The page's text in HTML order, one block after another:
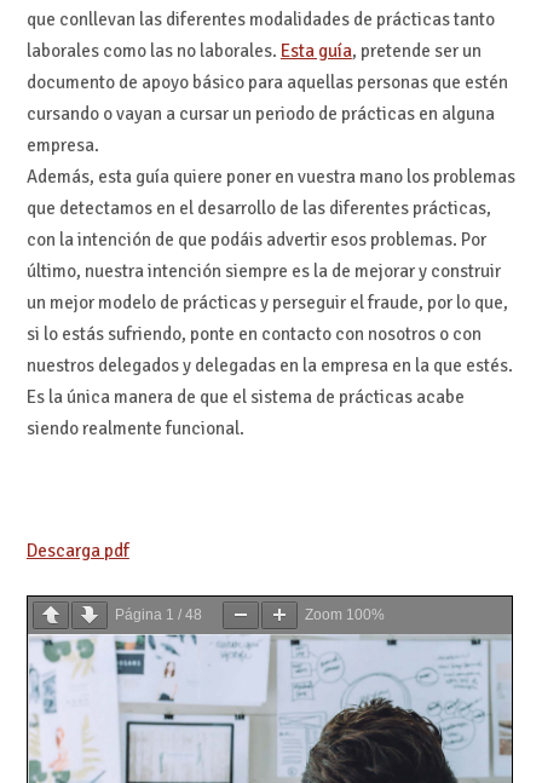
que conllevan las diferentes modalidades de prácticas tanto
laborales como las no laborales. Esta guía, pretende ser un
documento de apoyo básico para aquellas personas que estén
cursando o vayan a cursar un periodo de prácticas en alguna
empresa.
Además, esta guía quiere poner en vuestra mano los problemas
que detectamos en el desarrollo de las diferentes prácticas,
con la intención de que podáis advertir esos problemas. Por
último, nuestra intención siempre es la de mejorar y construir
un mejor modelo de prácticas y perseguir el fraude, por lo que,
si lo estás sufriendo, ponte en contacto con nosotros o con
nuestros delegados y delegadas en la empresa en la que estés.
Es la única manera de que el sistema de prácticas acabe
siendo realmente funcional.
Descarga pdf
Página 1 / 48 Zoom 100%